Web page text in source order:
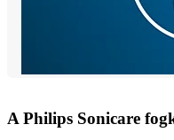
A Philips Sonicare